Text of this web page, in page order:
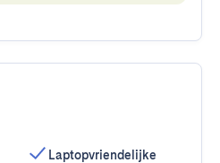
Laptopvriendelijke